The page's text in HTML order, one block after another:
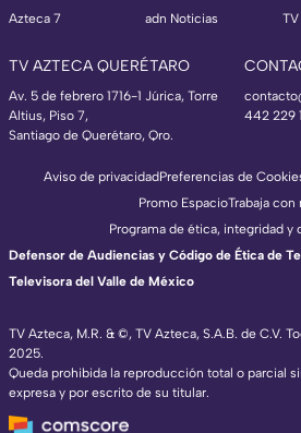
Azteca 7
adn Noticias
TV AZTECA QUERÉTARO
Av. 5 de febrero 1716-1 Júrica, Torre
Altius, Piso 7,
Santiago de Querétaro, Qro.
442 229
TV Azteca, M.R. & ©, TV Azteca, S.A.B. de C.V.
2025.
Queda prohibida la reproducción total o parcial
expresa y por escrito de su titular.
Aviso de privacidadPreferencias de
Promo EspacioTrabaja con
Programa de ética, integridad
Defensor de Audiencias y Código de Ética de
Televisora del Valle de México